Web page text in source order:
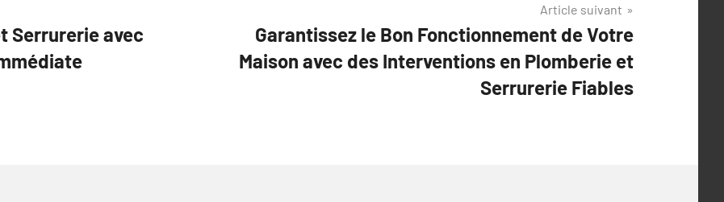
Serrurerie avec
Article suivant
Garantissez le Bon Fonctionnement de Votre
Maison avec des Interventions en Plomberie et
Serrurerie Fiables